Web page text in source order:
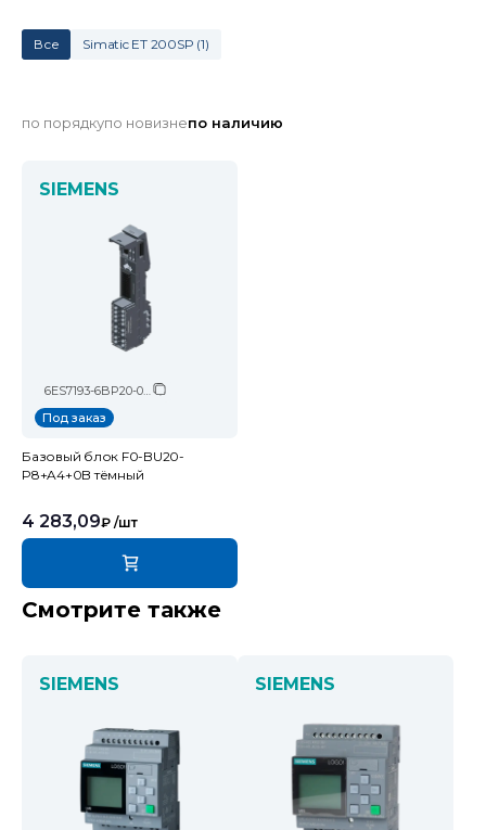
Все Simatic ET 200SP (1)
по порядкупо новизнепо наличию
SIEMENS
6ES7193-6BP20-0BF0
Под заказ
Базовый блок F0-BU20-
P8+A4+0B тёмный
4 283,09₽ /шт
Смотрите также
SIEMENS SIEMENS